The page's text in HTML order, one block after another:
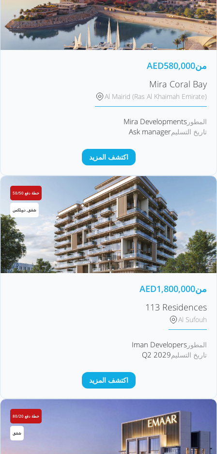
من AED580,000
Mira Coral Bay
Al Mairid (Ras Al Khaimah Emirate)
المطور Mira Developments
تاريخ التسليمAsk manager
اكتشف المزيد
خطة دفع 50/50
شقق, دوبلكس
من AED1,800,000
113 Residences
Al Sufouh
المطور Iman Developers
تاريخ التسليمQ2 2029
اكتشف المزيد
خطة دفع 80/20
شقق